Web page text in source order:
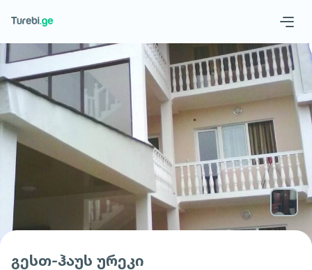
Geo Eng
მოითხოვე სასტუმრო
გესთ-ჰაუს ურეკი